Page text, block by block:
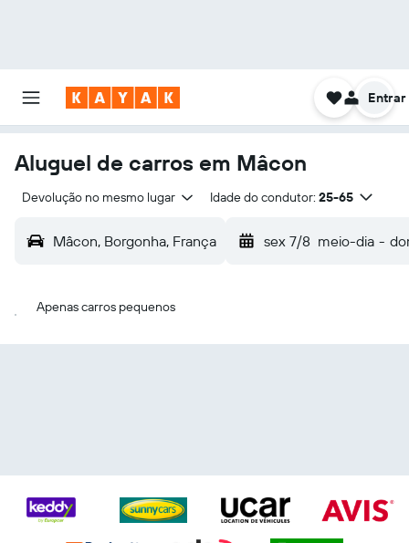
Entrar
Aluguel de carros em Mâcon
Devolução no mesmo lugar Idade do condutor: 25-65
Mâcon, Borgonha, França sex 7/8 meio-dia -
Apenas carros pequenos